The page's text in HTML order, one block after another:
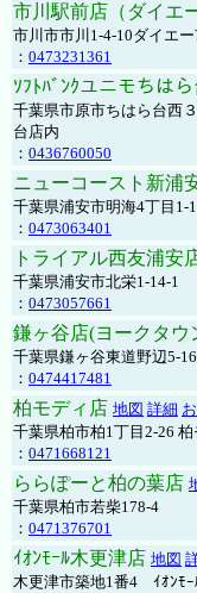
市川駅前店（ダイエ
市川市市川1-4-10ダイエ
： 0473231361
ｿﾌﾄﾊﾞﾝｸユニモちは
千葉県市原市ちはら台西
台店内
： 0436760050
ニューコースト新浦
千葉県浦安市明海4丁目1-
： 0473063401
トライアル西友浦安
千葉県浦安市北栄1-14-1
： 0473057661
鎌ヶ谷店(ヨークタウ
千葉県鎌ヶ谷東道野辺5-
： 0474417481
柏モディ店 地図 詳細
千葉県柏市柏1丁目2-26 柏
： 0471668121
ららぽーと柏の葉店
千葉県柏市若柴178-4
： 0471376701
ｲｵﾝﾓｰﾙ木更津店 地図
木更津市築地1番4 ｲｵﾝﾓｰ